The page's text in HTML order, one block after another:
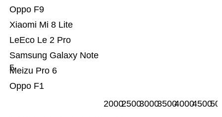
Oppo F1
Meizu Pro 6
Samsung Galaxy Note
5
LeEco Le 2 Pro
Xiaomi Mi 8 Lite
Oppo F9
200025003000350040004500